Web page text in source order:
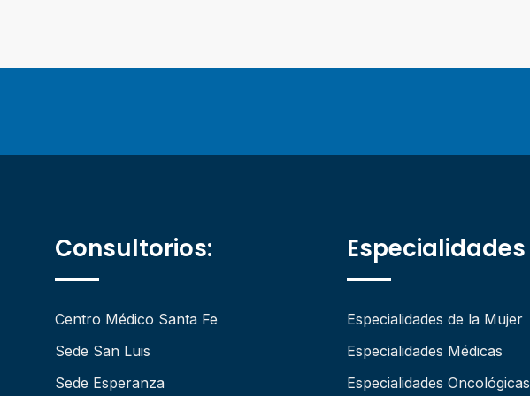
Consultorios:
Centro Médico Santa Fe
Sede San Luis
Sede Esperanza
Especialidades
Especialidades de la Mujer
Especialidades Médicas
Especialidades Oncológicas